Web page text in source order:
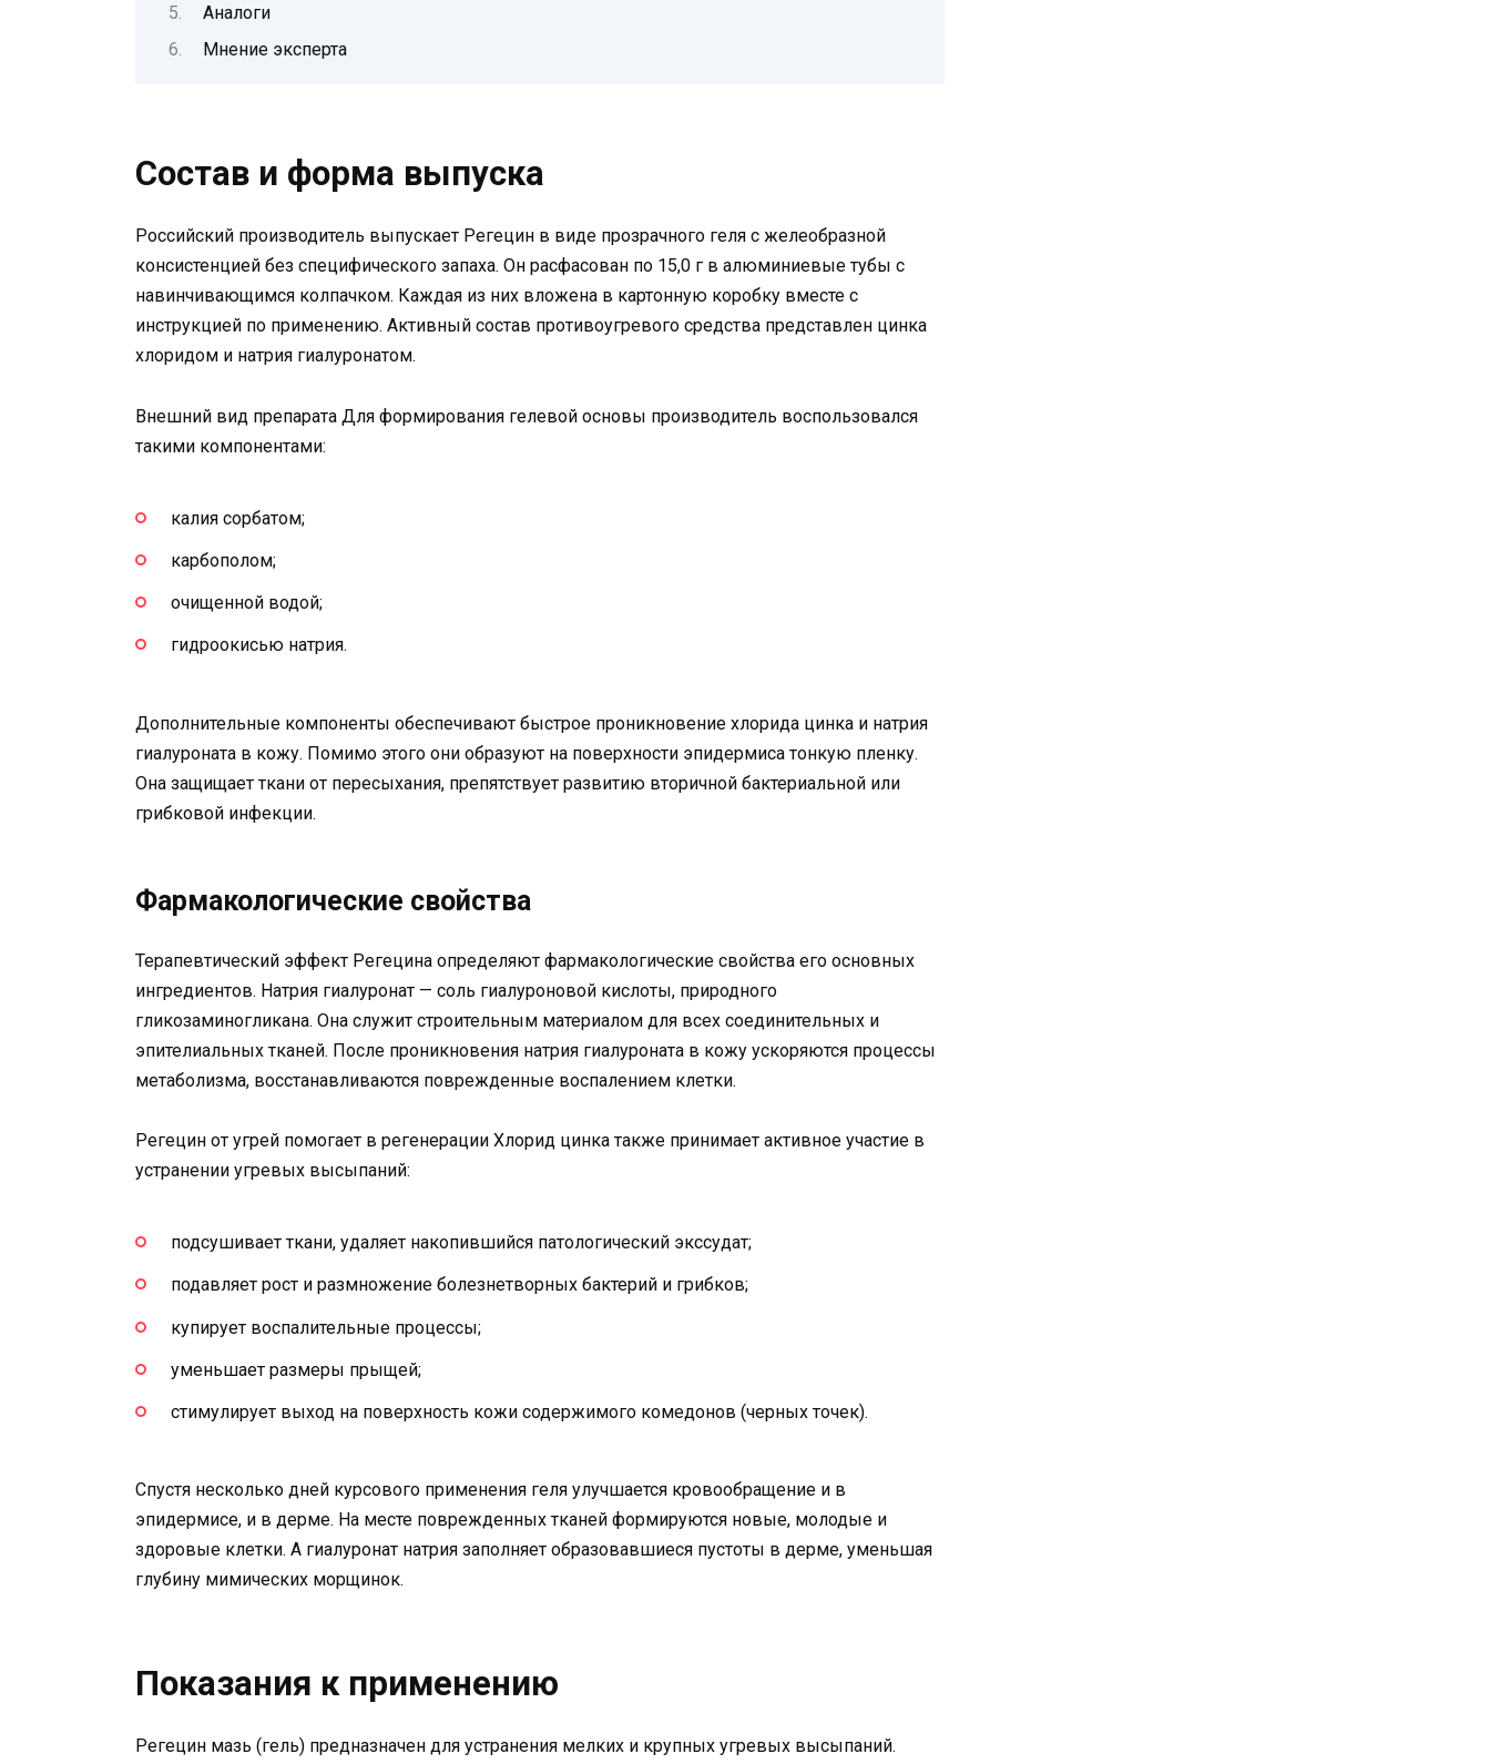
Аналоги
Мнение эксперта
Состав и форма выпуска
Российский производитель выпускает Регецин в виде прозрачного геля с желеобразной
консистенцией без специфического запаха. Он расфасован по 15,0 г в алюминиевые тубы с
навинчивающимся колпачком. Каждая из них вложена в картонную коробку вместе с
инструкцией по применению. Активный состав противоугревого средства представлен цинка
хлоридом и натрия гиалуронатом.
Внешний вид препарата Для формирования гелевой основы производитель воспользовался
такими компонентами:
калия сорбатом;
карбополом;
очищенной водой;
гидроокисью натрия.
Дополнительные компоненты обеспечивают быстрое проникновение хлорида цинка и натрия
гиалуроната в кожу. Помимо этого они образуют на поверхности эпидермиса тонкую пленку.
Она защищает ткани от пересыхания, препятствует развитию вторичной бактериальной или
грибковой инфекции.
Фармакологические свойства
Терапевтический эффект Регецина определяют фармакологические свойства его основных
ингредиентов. Натрия гиалуронат — соль гиалуроновой кислоты, природного
гликозаминогликана. Она служит строительным материалом для всех соединительных и
эпителиальных тканей. После проникновения натрия гиалуроната в кожу ускоряются процессы
метаболизма, восстанавливаются поврежденные воспалением клетки.
Регецин от угрей помогает в регенерации Хлорид цинка также принимает активное участие в
устранении угревых высыпаний:
подсушивает ткани, удаляет накопившийся патологический экссудат;
подавляет рост и размножение болезнетворных бактерий и грибков;
купирует воспалительные процессы;
уменьшает размеры прыщей;
стимулирует выход на поверхность кожи содержимого комедонов (черных точек).
Спустя несколько дней курсового применения геля улучшается кровообращение и в
эпидермисе, и в дерме. На месте поврежденных тканей формируются новые, молодые и
здоровые клетки. А гиалуронат натрия заполняет образовавшиеся пустоты в дерме, уменьшая
глубину мимических морщинок.
Показания к применению
Регецин мазь (гель) предназначен для устранения мелких и крупных угревых высыпаний.